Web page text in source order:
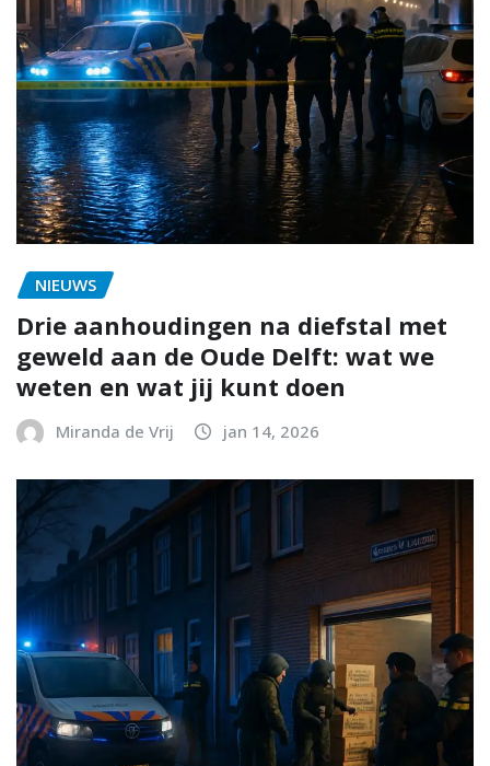
NIEUWS
Drie aanhoudingen na diefstal met
geweld aan de Oude Delft: wat we
weten en wat jij kunt doen
Miranda de Vrij jan 14, 2026